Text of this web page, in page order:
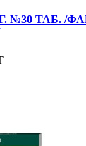
№30 ТАБ. /